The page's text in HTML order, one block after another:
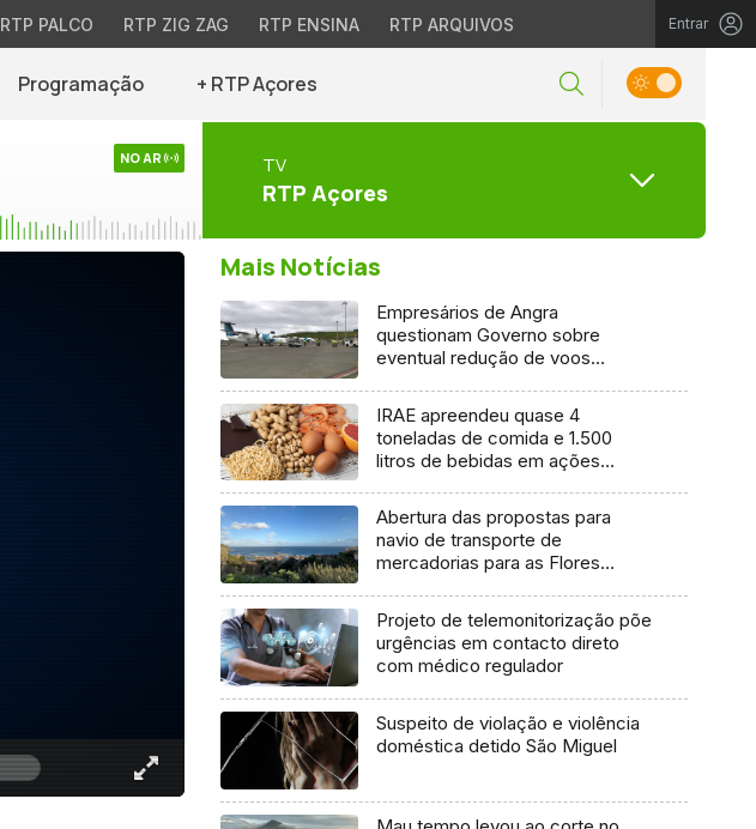
RTP PALCO RTP ZIG ZAG RTP ENSINA RTP ARQUIVOS Entrar
Programação + RTP Açores
NO AR TV
RTP Açores
Mais Notícias
Empresários de Angra
questionam Governo sobre
eventual redução de voos
IRAE apreendeu quase 4
toneladas de comida e 1.500
litros de bebidas em ações
Abertura das propostas para
navio de transporte de
mercadorias para as Flores
Projeto de telemonitorização põe
urgências em contacto direto
com médico regulador
Suspeito de violação e violência
doméstica detido São Miguel